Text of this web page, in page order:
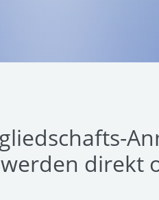
werden direkt